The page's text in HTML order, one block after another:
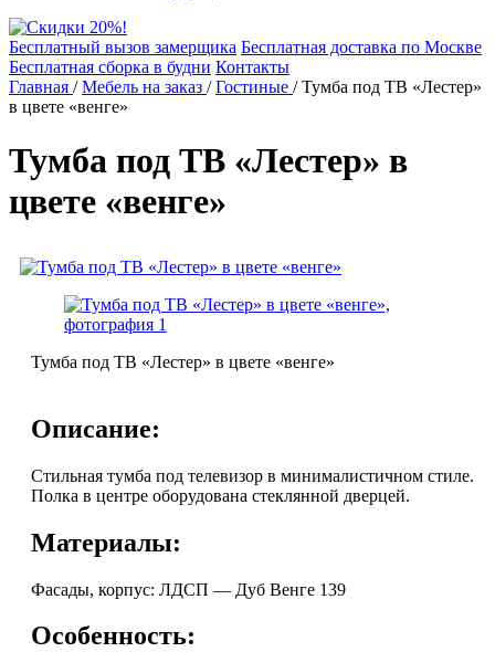
Бесплатный вызов замерщика Бесплатная доставка по Москве
Бесплатная сборка в будни Контакты
Главная /Мебель на заказ /Гостиные /Тумба под ТВ «Лестер»
в цвете «венге»
Тумба под ТВ «Лестер» в
цвете «венге»
Тумба под ТВ «Лестер» в цвете «венге»
Описание:
Стильная тумба под телевизор в минималистичном стиле.
Полка в центре оборудована стеклянной дверцей.
Материалы:
Фасады, корпус: ЛДСП — Дуб Венге 139
Особенность: